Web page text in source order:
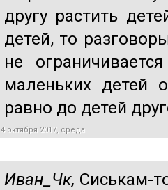
другу растить
детей, то
не
маленьких детей
равно до детей
4 октября 2017, среда
Иван_Чк, Сиськам-